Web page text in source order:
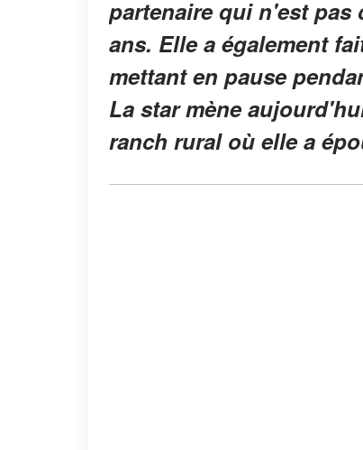
partenaire qui n'est pas
ans. Elle a également
mettant en pause
La star mène
ranch rural où elle a